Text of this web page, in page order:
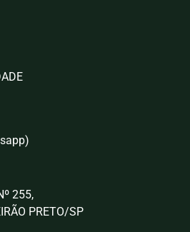
255,
PRETO/SP